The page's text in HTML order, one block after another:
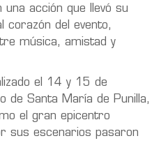
una acción que llevó su
corazón del evento,
música, amistad y
el 14 y 15 de
de Santa María de Punilla,
el gran epicentro
sus escenarios pasaron